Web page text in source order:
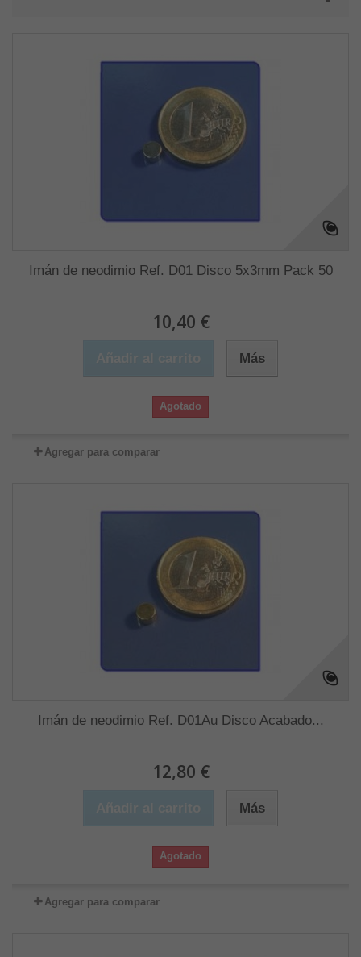
Imán de neodimio Ref. D01 Disco 5x3mm Pack 50
10,40 €
Más
Agotado
Agregar para comparar
Imán de neodimio Ref. D01Au Disco Acabado...
12,80 €
Más
Agotado
Agregar para comparar